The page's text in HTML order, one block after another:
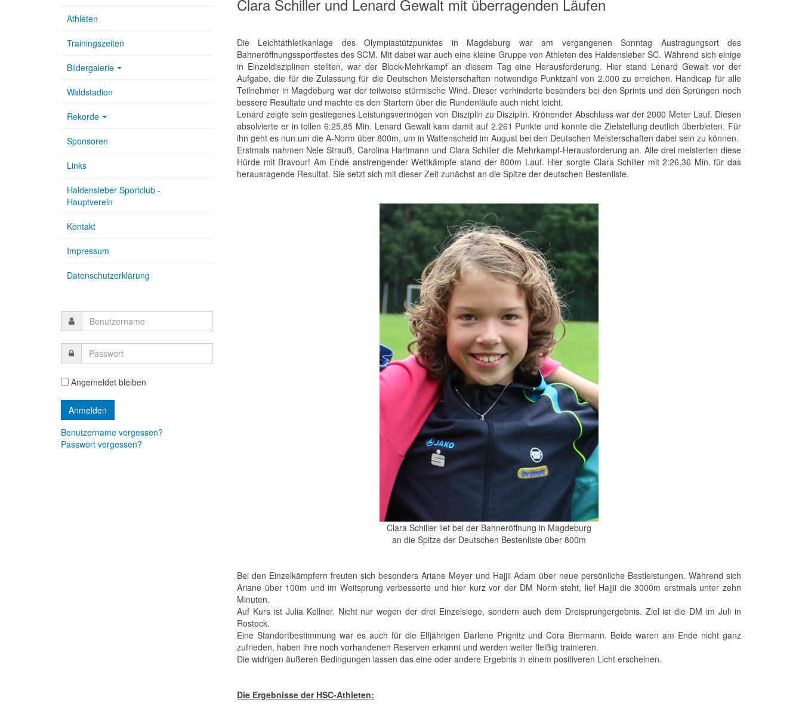
Clara Schiller und Lenard Gewalt mit überragenden Läufen
Die Leichtathletikanlage des Olympiastützpunktes in Magdeburg war am vergangenen Sonntag Austragungsort des
Bahneröffnungssportfestes des SCM. Mit dabei war auch eine kleine Gruppe von Athleten des Haldensleber SC. Während sich einige
in Einzeldisziplinen stellten, war der Block-Mehrkampf an diesem Tag eine Herausforderung. Hier stand Lenard Gewalt vor der
Aufgabe, die für die Zulassung für die Deutschen Meisterschaften notwendige Punktzahl von 2.000 zu erreichen. Handicap für alle
Teilnehmer in Magdeburg war der teilweise stürmische Wind. Dieser verhinderte besonders bei den Sprints und den Sprüngen noch
bessere Resultate und machte es den Startern über die Rundenläufe auch nicht leicht.
Lenard zeigte sein gestiegenes Leistungsvermögen von Disziplin zu Disziplin. Krönender Abschluss war der 2000 Meter Lauf. Diesen
absolvierte er in tollen 6:25,85 Min. Lenard Gewalt kam damit auf 2.261 Punkte und konnte die Zielstellung deutlich überbieten. Für
ihn geht es nun um die A-Norm über 800m, um in Wattenscheid im August bei den Deutschen Meisterschaften dabei sein zu können.
Erstmals nahmen Nele Strauß, Carolina Hartmann und Clara Schiller die Mehrkampf-Herausforderung an. Alle drei meisterten diese
Hürde mit Bravour! Am Ende anstrengender Wettkämpfe stand der 800m Lauf. Hier sorgte Clara Schiller mit 2:26,36 Min. für das
herausragende Resultat. Sie setzt sich mit dieser Zeit zunächst an die Spitze der deutschen Bestenliste.
Clara Schiller lief bei der Bahneröffnung in Magdeburg
an die Spitze der Deutschen Bestenliste über 800m
Bei den Einzelkämpfern freuten sich besonders Ariane Meyer und Hajjii Adam über neue persönliche Bestleistungen. Während sich
Ariane über 100m und im Weitsprung verbesserte und hier kurz vor der DM Norm steht, lief Hajjii die 3000m erstmals unter zehn
Minuten.
Auf Kurs ist Julia Kellner. Nicht nur wegen der drei Einzelsiege, sondern auch dem Dreisprungergebnis. Ziel ist die DM im Juli in
Rostock.
Eine Standortbestimmung war es auch für die Elfjährigen Darlene Prignitz und Cora Biermann. Beide waren am Ende nicht ganz
zufrieden, haben ihre noch vorhandenen Reserven erkannt und werden weiter fleißig trainieren.
Die widrigen äußeren Bedingungen lassen das eine oder andere Ergebnis in einem positiveren Licht erscheinen.
Die Ergebnisse der HSC-Athleten:
Athleten
Trainingszeiten
Bildergalerie
Waldstadion
Rekorde
Sponsoren
Links
Haldensleber Sportclub -
Hauptverein
Kontakt
Impressum
Datenschutzerklärung
Angemeldet bleiben
Benutzername vergessen?
Passwort vergessen?